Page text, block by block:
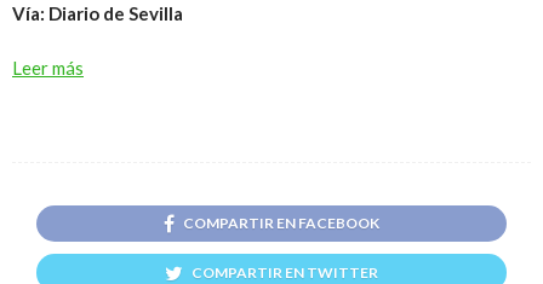
Vía: Diario de Sevilla
Leer más
COMPARTIR EN FACEBOOK
COMPARTIR EN TWITTER